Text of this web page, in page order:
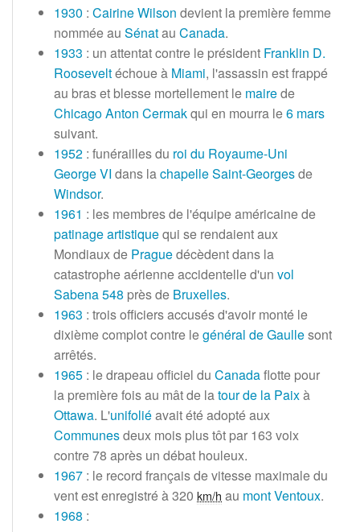
1930 : Cairine Wilson devient la première femme
nommée au Sénatau Canada.
1933 : un attentat contre le président Franklin D.
Rooseveltéchoue à Miami, l'assassin est frappé
au bras et blesse mortellement le mairede
ChicagoAnton Cermakqui en mourra le6 mars
suivant.
1952 : funérailles du roi du Royaume-Uni
George VI dans lachapelle Saint-Georgesde
Windsor.
1961 : les membres de l'équipe américaine de
patinage artistiquequi se rendaient aux
Mondiaux de Praguedécèdent dans la
catastrophe aérienne accidentelle d'un vol
Sabena 548 près de Bruxelles.
1963 : trois officiers accusés d'avoir monté le
dixième complot contre legénéral de Gaullesont
arrêtés.
1965 : le drapeau officiel du Canadaflotte pour
la première fois au mât de latour de la Paixà
Ottawa. L'unifoliéavait été adopté aux
Communesdeux mois plus tôt par 163 voix
contre 78 après un débat houleux.
1967 : le record français de vitesse maximale du
vent est enregistré à320 km/h au mont Ventoux.
1968 :